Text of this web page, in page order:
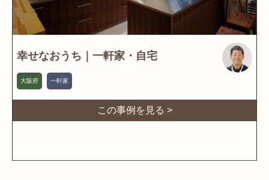
幸せなおうち｜一軒家・自宅
大阪府 一軒家
この事例を見る >